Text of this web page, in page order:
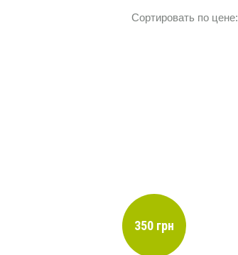
Сортировать по цене:
350 грн